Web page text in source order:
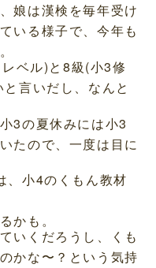
娘は漢検を毎年受け
いる様子で、今年も
ベル)と8級(小3修
言いだし、なんと
3の夏休みには小3
たので、一度は目に
、小4のくもん教材
かも。
いくだろうし、くも
かな〜？という気持